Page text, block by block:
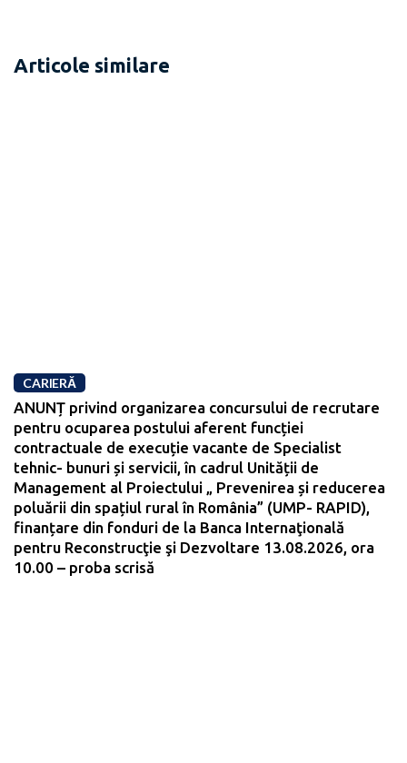
Articole similare
CARIERĂ
ANUNȚ privind organizarea concursului de recrutare
pentru ocuparea postului aferent funcției
contractuale de execuție vacante de Specialist
tehnic- bunuri și servicii, în cadrul Unității de
Management al Proiectului „ Prevenirea și reducerea
poluării din spațiul rural în România” (UMP- RAPID),
finanțare din fonduri de la Banca Internaţională
pentru Reconstrucţie şi Dezvoltare 13.08.2026, ora
10.00 – proba scrisă